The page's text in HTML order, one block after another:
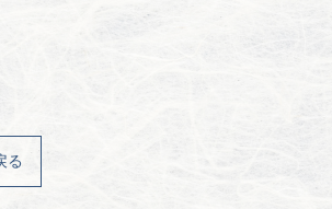
る